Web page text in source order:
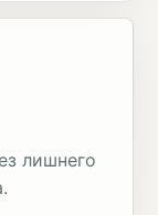
лишнего